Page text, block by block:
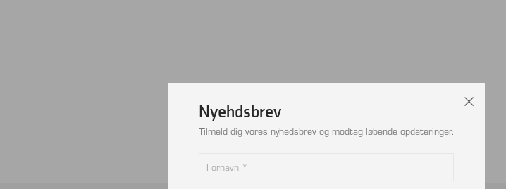
Nyehdsbrev
Tilmeld dig vores nyhedsbrev og modtag løbende opdateringer.